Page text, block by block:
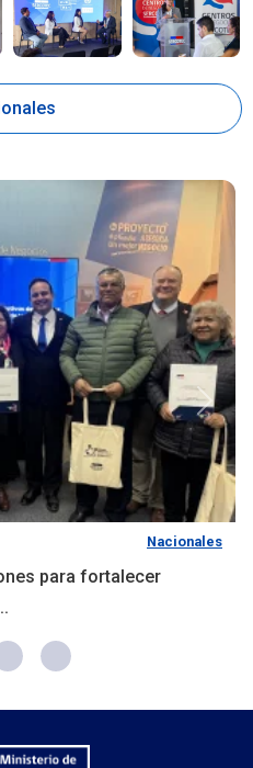
Nacionales
para fortalecer